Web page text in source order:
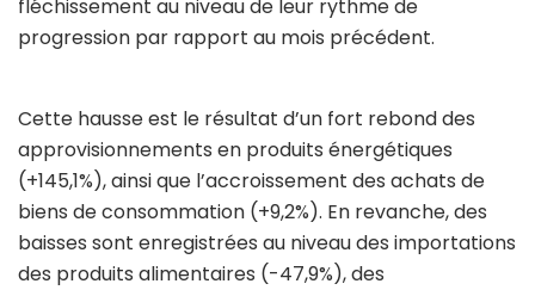
fléchissement au niveau de leur rythme de
progression par rapport au mois précédent.
Cette hausse est le résultat d’un fort rebond des
approvisionnements en produits énergétiques
(+145,1%), ainsi que l’accroissement des achats de
biens de consommation (+9,2%). En revanche, des
baisses sont enregistrées au niveau des importations
des produits alimentaires (-47,9%), des